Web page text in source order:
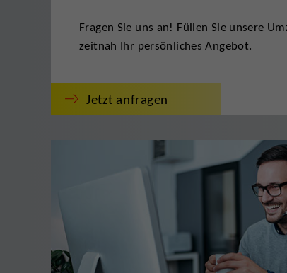
Fragen Sie uns an! Füllen Sie unsere
zeitnah Ihr persönliches Angebot.
Jetzt anfragen